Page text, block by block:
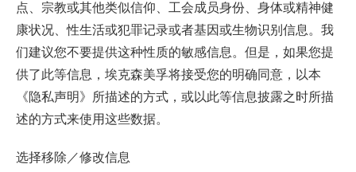
点、宗教或其他类似信仰、工会成员身份、身体或精神健
康状况、性生活或犯罪记录或者基因或生物识别信息。我
们建议您不要提供这种性质的敏感信息。但是，如果您提
供了此等信息，埃克森美孚将接受您的明确同意，以本
《隐私声明》所描述的方式，或以此等信息披露之时所描
述的方式来使用这些数据。
选择移除／修改信息